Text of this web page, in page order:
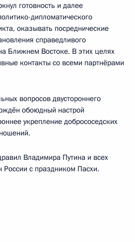
готовность и далее
дипломатического
оказывать посреднические
справедливого
Ближнем Востоке. В этих целях
контакты со всеми партнёрами
вопросов двустороннего
обоюдный настрой
укрепление добрососедских
Владимира Путина и всех
России с праздником Пасхи.